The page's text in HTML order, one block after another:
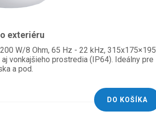
exteriéru
W/8 Ohm, 65 Hz - 22 kHz, 315x175×195
vonkajšieho prostredia (IP64). Ideálny pre
a pod.
DO KOŠÍKA